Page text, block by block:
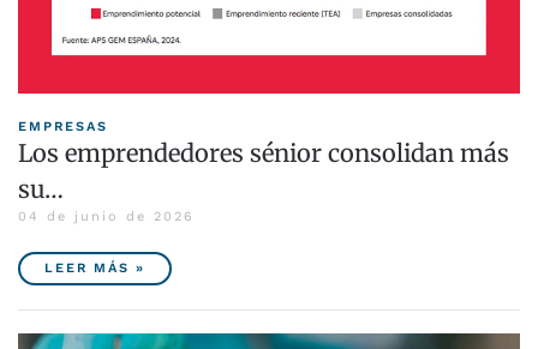
EMPRESAS
Los emprendedores sénior consolidan más
su…
04 de junio de 2026
LEER MÁS »